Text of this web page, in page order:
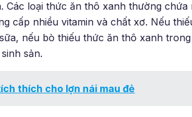
Các loại thức ăn thô xanh thường chứa
cấp nhiều vitamin và chất xơ. Nếu
nếu bò thiếu thức ăn thô xanh trong
sản.
thích cho lợn nái mau đẻ